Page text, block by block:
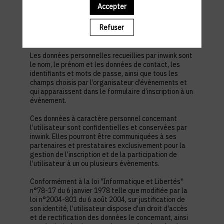
s’inscrire à un évènement, d’accéder au site d’un
évènement, et de consulter les informations
relatives à l’organisation pratique et logistique d’un
Les données personnelles recueillies par inwink sont
le nom, le prénom et les données de contact, les
identifiants et mots de passe, ainsi que tous les
champs choisis par l’organisateur d’évènements et
qui apparaissent dans le formulaire d’inscription à un
évènement.
Ces données à caractère personnel concernant
l’utilisateur sont confidentielles et conservées par
inwink. Elles pourront être communiquées à ses
partenaires et prestataires exclusivement pour la
gestion de l’inscription et de la participation de
l’utilisateur à un ou plusieurs évènements.
Conformément à la loi "Informatique et Libertés"
n°78-17 du 6 janvier 1978 telle que modifiée par la
loi n°2004-801 du 6 août 2004, sur justification de
son identité, l’utilisateur dispose d'un droit d'accès
et de rectification des données le concernant, ainsi
Accepter
Refuser